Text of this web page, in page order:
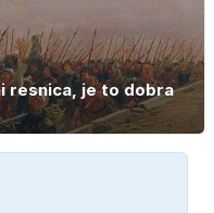
resnica, je to dobra